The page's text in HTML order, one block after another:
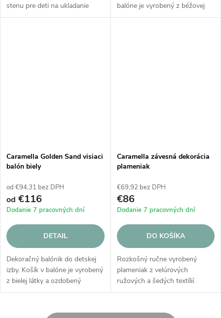
stenu pre deti na ukladanie
malých hračiek, kníh, pasteliek,
balóne je vyrobený z béžovej
prešívanej látky. Dekoračný
Caramella Golden Sand visiaci
balón biely
od €94,31 bez DPH
od €116
Dodanie 7 pracovných dní
DETAIL
Dekoračný balónik do detskej
izby. Košík v balóne je vyrobený
z bielej látky a ozdobený
elegantným zlatým znakom.
kombinácie bielej látky so
Caramella závesná dekorácia
plameniak
€69,92 bez DPH
€86
Dodanie 7 pracovných dní
DO KOŠÍKA
Rozkošný ručne vyrobený
plameniak z velúrových
ružových a šedých textílií.
Originálne a veľmi dievčenské